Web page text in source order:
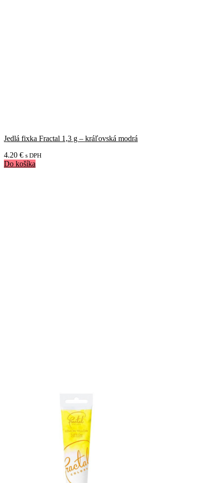
Jedlá fixka Fractal 1,3 g – kráľovská modrá
4.20 € s DPH
Do košíka